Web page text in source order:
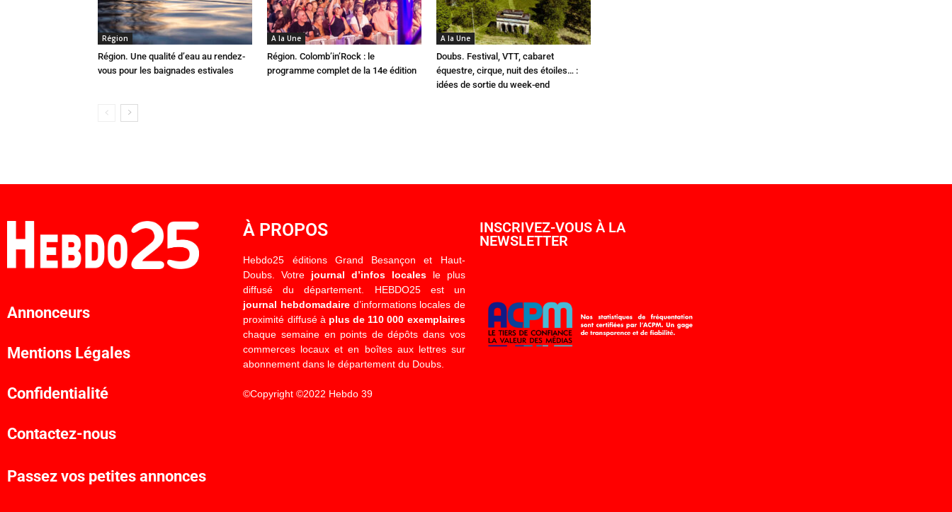
Région
Région. Une qualité d’eau au rendez-
vous pour les baignades estivales
A la Une
Région. Colomb’in’Rock : le
programme complet de la 14e édition
A la Une
Doubs. Festival, VTT, cabaret
équestre, cirque, nuit des étoiles… :
idées de sortie du week-end
Annonceurs
Mentions Légales
Confidentialité
Contactez-nous
Passez vos petites annonces
À PROPOS
Hebdo25 éditions Grand Besançon et Haut-
Doubs. Votre journal d’infos localesle plus
diffusé du département. HEBDO25 est un
journal hebdomadaired’informations locales de
proximité diffusé à plus de 110 000 exemplaires
chaque semaine en points de dépôts dans vos
commerces locaux et en boîtes aux lettres sur
abonnement dans le département du Doubs.
©Copyright ©2022 Hebdo 39
INSCRIVEZ-VOUS À LA
NEWSLETTER